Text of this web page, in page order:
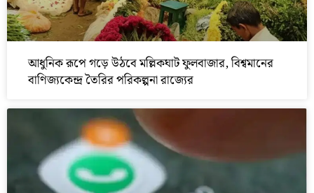
আধুনিক রূপে গড়ে উঠবে মল্লিকঘাট ফুলবাজার, বিশ্বমানের
বাণিজ্যকেন্দ্র তৈরির পরিকল্পনা রাজ্যের